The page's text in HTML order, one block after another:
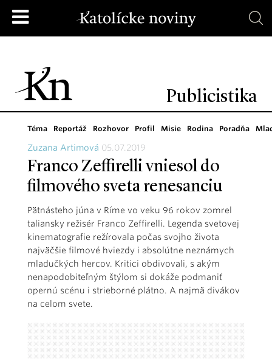
Publicistika
Téma Reportáž Rozhovor Profil Misie Rodina Poradňa
Zuzana Artimová 05.07.2019
Franco Zeffirelli vniesol do
filmového sveta renesanciu
Pätnásteho júna v Ríme vo veku 96 rokov zomrel
taliansky režisér Franco Zeffirelli. Legenda svetovej
kinematografie režírovala počas svojho života
najväčšie filmové hviezdy i absolútne neznámych
mladučkých hercov. Kritici obdivovali, s akým
nenapodobiteľným štýlom si dokáže podmaniť
opernú scénu i strieborné plátno. A najmä divákov
na celom svete.